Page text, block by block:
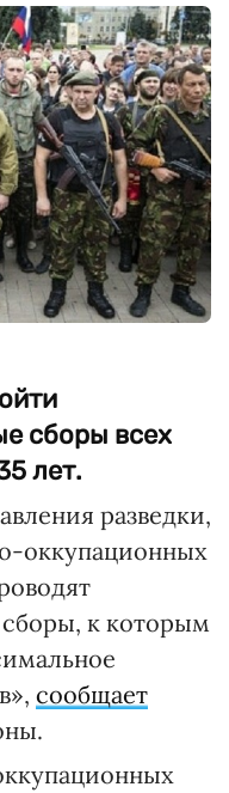
сборы всех
лет.
разведки,
оккупационных
к которым
сообщает